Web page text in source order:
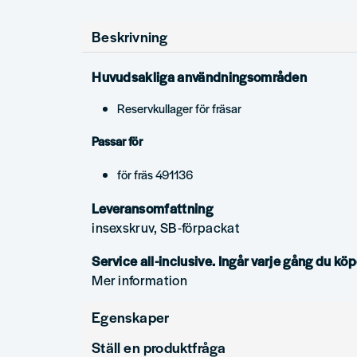
Beskrivning
Huvudsakliga användningsområden
Reservkullager för fräsar
Passar för
för fräs 491136
Leveransomfattning
insexskruv, SB-förpackat
Service all-inclusive. Ingår varje gång du
Mer information
Egenskaper
Produkttyp
Ställ en produktfråga